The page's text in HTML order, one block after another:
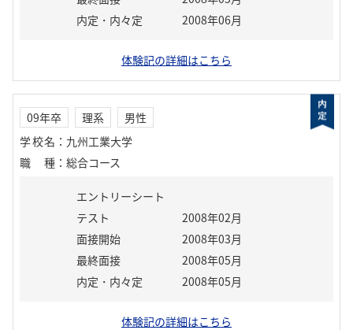
内定・内々定
2008年06月
体験記の詳細はこちら
09年卒 理系
男性
学校名 ： 九州工業大学
職種 ： 総合コース
エントリーシート
テスト
2008年02月
面接開始
2008年03月
最終面接
2008年05月
内定・内々定
2008年05月
体験記の詳細はこちら